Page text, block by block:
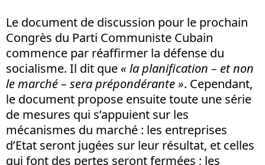
Le document de discussion pour le prochain
Congrès du Parti Communiste Cubain
commence par réaffirmer la défense du
socialisme. Il dit que « la planification – et non
le marché – sera prépondérante ». Cependant,
le document propose ensuite toute une série
de mesures qui s’appuient sur les
mécanismes du marché : les entreprises
d’Etat seront jugées sur leur résultat, et celles
qui font des pertes seront fermées ; les